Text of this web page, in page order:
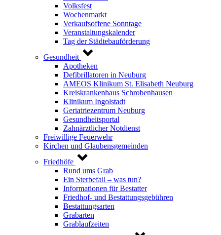
Volksfest
Wochenmarkt
Verkaufsoffene Sonntage
Veranstaltungskalender
Tag der Städtebauförderung
Gesundheit
Apotheken
Defibrillatoren in Neuburg
AMEOS Klinikum St. Elisabeth Neuburg
Kreiskrankenhaus Schrobenhausen
Klinikum Ingolstadt
Geriatriezentrum Neuburg
Gesundheitsportal
Zahnärztlicher Notdienst
Freiwillige Feuerwehr
Kirchen und Glaubensgemeinden
Friedhöfe
Rund ums Grab
Ein Sterbefall – was tun?
Informationen für Bestatter
Friedhof- und Bestattungsgebühren
Bestattungsarten
Grabarten
Grablaufzeiten